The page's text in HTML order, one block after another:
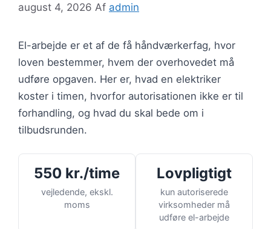
august 4, 2026 Af admin
El-arbejde er et af de få håndværkerfag, hvor
loven bestemmer, hvem der overhovedet må
udføre opgaven. Her er, hvad en elektriker
koster i timen, hvorfor autorisationen ikke er til
forhandling, og hvad du skal bede om i
tilbudsrunden.
550 kr./time
vejledende, ekskl.
moms
Lovpligtigt
kun autoriserede
virksomheder må
udføre el-arbejde